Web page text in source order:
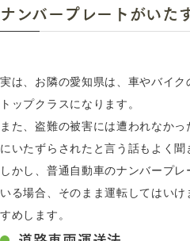
ナンバープレートがいた
実は、お隣の愛知県は、車やバイ
トップクラスになります。
また、盗難の被害には遭われなか
にいたずらされたと言う話もよく聞
しかし、普通自動車のナンバープ
いる場合、そのまま運転してはい
すめします。